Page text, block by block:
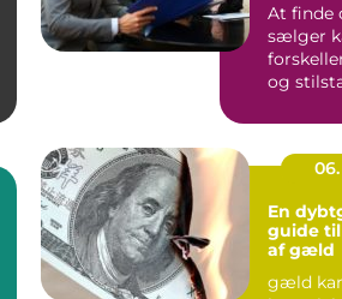
At finde
sælger
og
En
guide
af gæld
gæld